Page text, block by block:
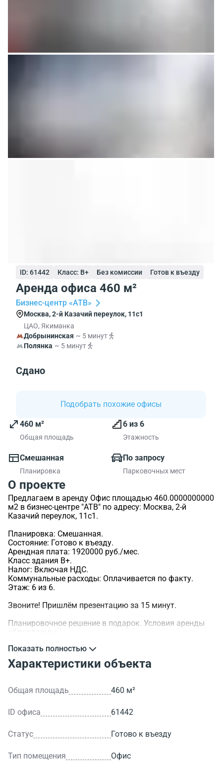
ID: 61442 Класс: B+ Без комиссии Готов к въезду
Аренда офиса 460 м²
Бизнес-центр «АТВ»
Москва, 2-й Казачий переулок, 11с1
ЦАО, Якиманка
Добрынинская ~ 5 минут
Полянка ~ 5 минут
Сдано
Подобрать похожие офисы
460 м²
Общая площадь
6 из 6
Этажность
Смешанная
Планировка
По запросу
Парковочных мест
О проекте
Предлагаем в аренду Офис площадью 460.0000000000
м2 в бизнес-центре "АТВ" по адресу: Москва, 2-й
Казачий переулок, 11с1.
Планировка: Смешанная.
Состояние: Готово к въезду.
Арендная плата: 1920000 руб./мес.
Класс здания B+.
Налог: Включая НДС.
Коммунальные расходы: Оплачивается по факту.
Этаж: 6 из 6.
Звоните! Пришлём презентацию за 15 минут.
Планировочное решение в подарок. Условия аренды
обсуждаемы.
>ID объекта - 61442.
Показать полностью
Характеристики объекта
Общая площадь 460 м²
ID офиса 61442
Статус Готово к въезду
Тип помещения Офис